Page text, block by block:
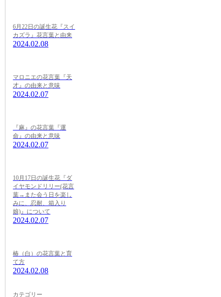
6月22日の誕生花『スイ
カズラ』花言葉と由来
2024.02.08
マロニエの花言葉『天
才』の由来と意味
2024.02.07
『麻』の花言葉『運
命』の由来と意味
2024.02.07
10月17日の誕生花『ダ
イヤモンドリリー(花言
葉→また会う日を楽し
みに、忍耐、箱入り
娘)』について
2024.02.07
椿（白）の花言葉と育
て方
2024.02.08
カテゴリー